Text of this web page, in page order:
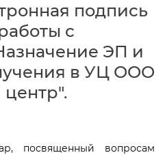
подпись
с
ЭП и
в УЦ ООО
посвященный вопросам